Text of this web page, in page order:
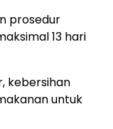
prosedur
13 hari
kebersihan
untuk